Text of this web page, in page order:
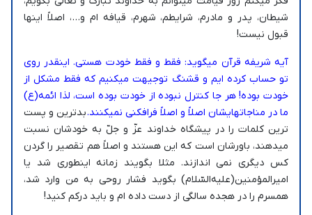
شیطان، پدر و مادرم، شرایطم، شهرم، قیافه ام و…، اصلاً اینها
قبول نیست!
آیه شریفه قرآن میگوید: فقط و فقط خودت هستی. اینقدر روی
تو حساب کرده ایم و قشنگ توجیهت میکنیم که فقط مشکل از
خودت بوده! هر جا کنترل نبوده از خودت بوده است، لذا ائمه(ع)
ما در مناجاتهایشان اصلاً و اصلاً فرافکنی نمیکنند.بدترین و پست
ترین کلمات را در پیشگاه خداوند عزّ و جلّ به خودشان نسبت
میدهند، باورشان است که این هستند و اصلاً هم تقصیر را گردن
کس دیگری نمی اندازند. مثلا بگویند زمانه اینطوری شد یا
امیرالمؤمنین(علیه‌السّلام) بگوید فشار روحی به من وارد شد،
همسرم را در هجده سالگی از دست داده ام و باید درکم کنید!